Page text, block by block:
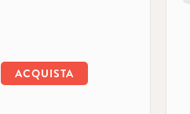
ACQUISTA